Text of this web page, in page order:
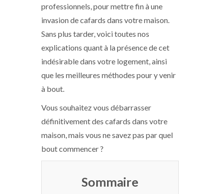
professionnels, pour mettre fin à une
invasion de cafards dans votre maison.
Sans plus tarder, voici toutes nos
explications quant à la présence de cet
indésirable dans votre logement, ainsi
que les meilleures méthodes pour y venir
à bout.
Vous souhaitez vous débarrasser
définitivement des cafards dans votre
maison, mais vous ne savez pas par quel
bout commencer ?
Sommaire